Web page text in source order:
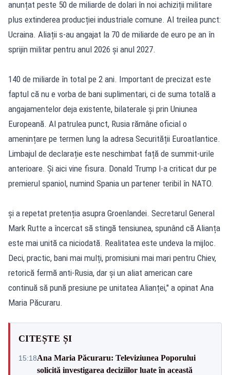
anunțat peste 50 de miliarde de dolari în noi achiziții militare
plus extinderea producției industriale comune. Al treilea punct:
Ucraina. Aliații s-au angajat la 70 de miliarde de euro pe an în
sprijin militar pentru anul 2026 și anul 2027.
140 de miliarde în total pe 2 ani. Important de precizat este
faptul că nu e vorba de bani suplimentari, ci de suma totală a
angajamentelor deja existente, bilaterale și prin Uniunea
Europeană. Al patrulea punct, Rusia rămâne oficial o
amenințare pe termen lung la adresa Securității Euroatlantice.
Limbajul de declarație este neschimbat față de summit-urile
anterioare. Și aici vine fisura. Donald Trump l-a criticat dur pe
premierul spaniol, numind Spania un partener teribil în NATO.
și a repetat pretenția asupra Groenlandei. Secretarul General
Mark Rutte a încercat să stingă tensiunea, spunând că Alianța
este mai unită ca niciodată. Realitatea este undeva la mijloc.
Deci, practic, bani mai mulți, promisiuni mai mari pentru Chiev,
retorică fermă anti-Rusia, dar și un aliat american care
continuă să pună presiune pe unitatea Alianței," a opinat Ana
Maria Păcuraru.
CITEȘTE ȘI
15:18Ana Maria Păcuraru: Televiziunea Poporului
solicită investigarea deciziilor luate în această